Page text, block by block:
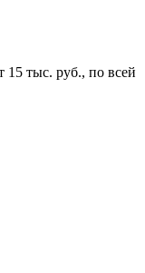
15 тыс. руб., по всей